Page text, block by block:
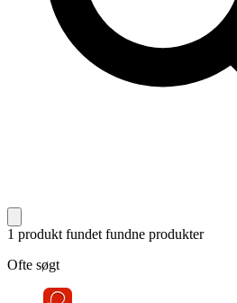
1 produkt fundet fundne produkter
Ofte søgt